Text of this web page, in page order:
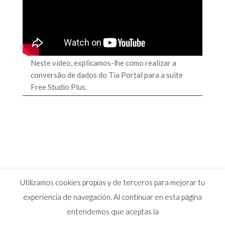
Neste vídeo, explicamos-lhe como realizar a
conversão de dados do Tia Portal para a suite
Free Studio Plus.
Utilizamos cookies propias y de terceros para mejorar tu
experiencia de navegación. Al continuar en esta página
entendemos que aceptas la